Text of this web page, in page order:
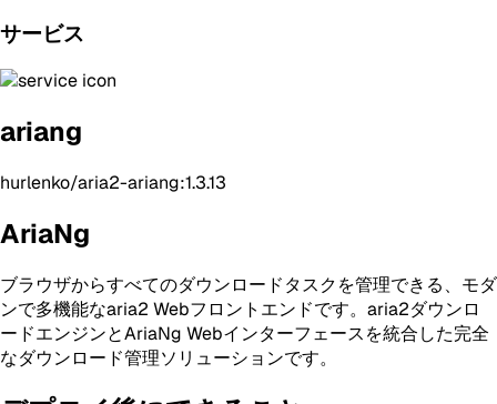
サービス
ariang
hurlenko/aria2-ariang:1.3.13
AriaNg
ブラウザからすべてのダウンロードタスクを管理できる、モダ
ンで多機能なaria2 Webフロントエンドです。aria2ダウンロ
ードエンジンとAriaNg Webインターフェースを統合した完全
なダウンロード管理ソリューションです。